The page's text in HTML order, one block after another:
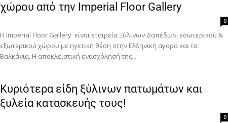
χώρου από την Imperial Floor Gallery
0
H Imperial Floor Gallery είναι εταιρεία Ξύλινων Δαπέδων, εσωτερικού &
εξωτερικού χώρου με ηγετική θέση στην Ελληνική αγορά και τα
Βαλκάνια. Η αποκλειστική ενασχόλησή της...
Κυριότερα είδη ξύλινων πατωμάτων και
ξυλεία κατασκευής τους!
0